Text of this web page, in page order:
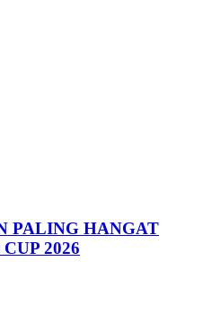
PALING HANGAT
2026